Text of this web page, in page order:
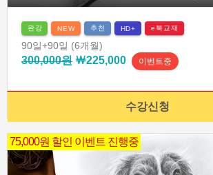
완강 NEW 추천 HD+ e북교재
90일+90일 (6개월)
300,000원￦225,000 이벤트중
수강신청
75,000원 할인 이벤트 진행중